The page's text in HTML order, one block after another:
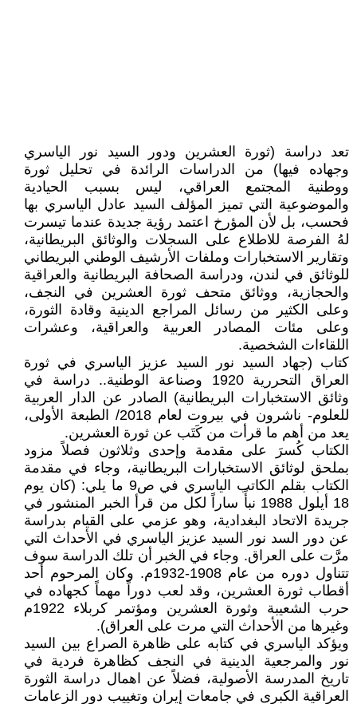
تعد دراسة (ثورة العشرين ودور السيد نور الياسري
وجهاده فيها) من الدراسات الرائدة في تحليل ثورة
ووطنية المجتمع العراقي، ليس بسبب الحيادية
والموضوعية التي تميز المؤلف السيد عادل الياسري بها
فحسب، بل لأن المؤرخ اعتمد رؤية جديدة عندما تيسرت
لهُ الفرصة للاطلاع على السجلات والوثائق البريطانية،
وتقارير الاستخبارات وملفات الأرشيف الوطني البريطاني
للوثائق في لندن، ودراسة الصحافة البريطانية والعراقية
والحجازية، ووثائق متحف ثورة العشرين في النجف،
وعلى الكثير من رسائل المراجع الدينية وقادة الثورة،
وعلى مئات المصادر العربية والعراقية، وعشرات
اللقاءات الشخصية.
كتاب (جهاد السيد نور السيد عزيز الياسري في ثورة
العراق التحررية 1920 وصناعة الوطنية.. دراسة في
وثائق الاستخبارات البريطانية) الصادر عن الدار العربية
للعلوم- ناشرون في بيروت لعام 2018/ الطبعة الأولى،
يعد من أهم ما قرأت من كَتَب عن ثورة العشرين.
الكتاب كُسرَ على مقدمة وإحدى وثلاثون فصلاً مزود
بملحق لوثائق الاستخبارات البريطانية، وجاء في مقدمة
الكتاب بقلم الكاتب الياسري في ص9 ما يلي: (كان يوم
18 أيلول 1988 نبأً ساراً لكل من قرأ الخبر المنشور في
جريدة الاتحاد البغدادية، وهو عزمي على القيام بدراسة
عن دور السد نور السيد عزيز الياسري في الأحداث التي
مرَّت على العراق. وجاء في الخبر أن تلك الدراسة سوف
تتناول دوره من عام 1908-1932م. وكان المرحوم أحد
أقطاب ثورة العشرين، وقد لعب دوراً مهماً كجهاده في
حرب الشعيبة وثورة العشرين ومؤتمر كربلاء 1922م
وغيرها من الأحداث التي مرت على العراق).
ويؤكد الياسري في كتابه على ظاهرة الصراع بين السيد
نور والمرجعية الدينية في النجف كظاهرة فردية في
تاريخ المدرسة الأصولية، فضلاً عن اهمال دراسة الثورة
العراقية الكبرى في جامعات إيران وتغييب دور الزعامات